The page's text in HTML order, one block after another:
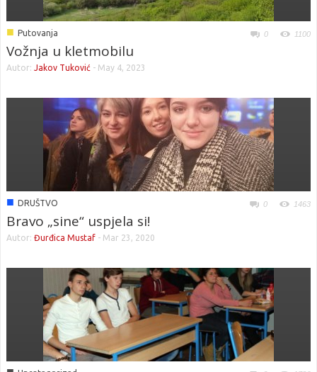
■ Putovanja 0 1100
Vožnja u kletmobilu
Autor: Jakov Tuković - May 4, 2023
■ DRUŠTVO 0 1463
Bravo „sine“ uspjela si!
Autor: Đurđica Mustaf - Mar 23, 2020